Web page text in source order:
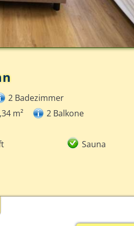
2 Badezimmer
m²
2 Balkone
Sauna